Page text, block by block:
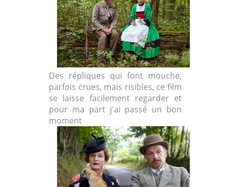
Des répliques qui font mouche,
parfois crues, mais risibles, ce film
se laisse facilement regarder et
pour ma part j'ai passé un bon
moment